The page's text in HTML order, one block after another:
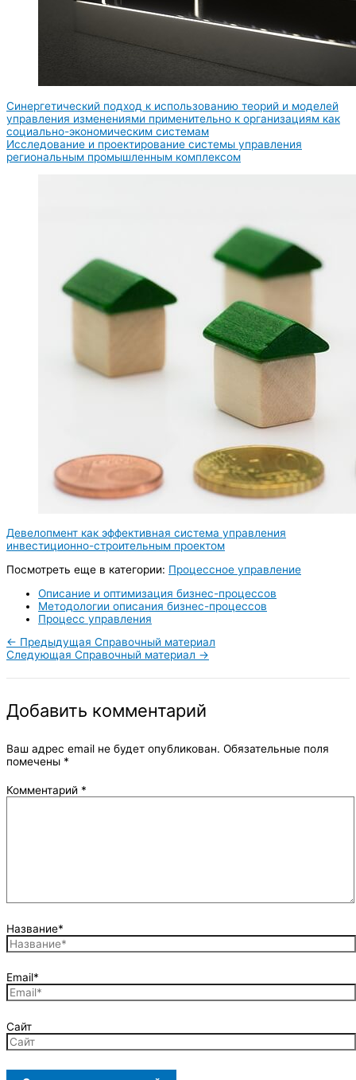
Синергетический подход к использованию теорий и моделей
управления изменениями применительно к организациям как
социально-экономическим системам
Исследование и проектирование системы управления
региональным промышленным комплексом
Девелопмент как эффективная система управления
инвестиционно-строительным проектом
Посмотреть еще в категории: Процессное управление
Описание и оптимизация бизнес-процессов
Методологии описания бизнес-процессов
Процесс управления
← Предыдущая Справочный материал
Следующая Справочный материал →
Добавить комментарий
Ваш адрес email не будет опубликован. Обязательные поля
помечены *
Комментарий *
Название*
Email*
Сайт